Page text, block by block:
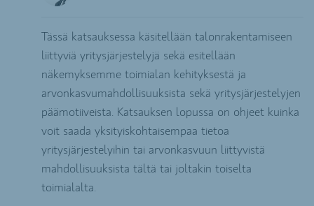
Tässä katsauksessa käsitellään talonrakentamiseen
liittyviä yritysjärjestelyjä sekä esitellään
näkemyksemme toimialan kehityksestä ja
arvonkasvumahdollisuuksista sekä yritysjärjestelyjen
päämotiiveista. Katsauksen lopussa on ohjeet kuinka
voit saada yksityiskohtaisempaa tietoa
yritysjärjestelyihin tai arvonkasvuun liittyvistä
mahdollisuuksista tältä tai joltakin toiselta
toimialalta.